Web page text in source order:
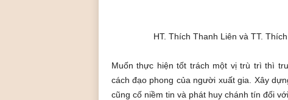
HT. Thích Thanh Liên và TT.
Muốn thực hiện tốt trách một vị trù trì thì
cách đạo phong của người xuất gia. Xây
cũng cố niềm tin và phát huy chánh tín đối